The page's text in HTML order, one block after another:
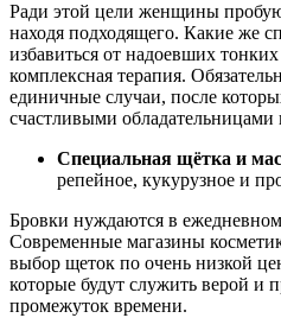
Ради этой цели женщины
находя подходящего. Какие же
избавиться от надоевших
комплексная терапия.
единичные случаи, после
счастливыми обладательницами
Специальная щётка и
репейное, кукурузное и
Бровки нуждаются в
Современные магазины
выбор щеток по очень низкой
которые будут служить верой и
промежуток времени.